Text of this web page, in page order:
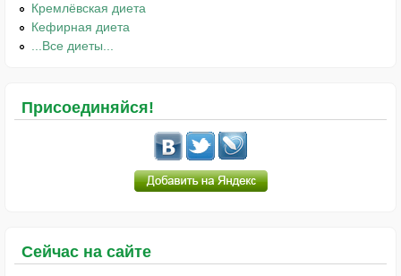
Кремлёвская диета
Кефирная диета
...Все диеты...
Присоединяйся!
Сейчас на сайте